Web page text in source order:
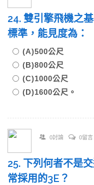
24. 雙引擎飛機之
標準，能見度為：
(A)500公尺
(B)800公尺
(C)1000公尺
(D)1600公尺。
0討論 0留言
25. 下列何者不是
常採用的3E？